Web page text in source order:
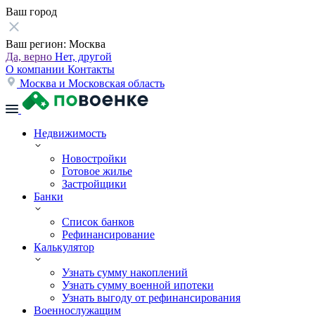
Ваш город
Ваш регион: Москва
Да, верно Нет, другой
О компании Контакты
Москва и Московская область
Недвижимость
Новостройки
Готовое жилье
Застройщики
Банки
Список банков
Рефинансирование
Калькулятор
Узнать сумму накоплений
Узнать сумму военной ипотеки
Узнать выгоду от рефинансирования
Военнослужащим